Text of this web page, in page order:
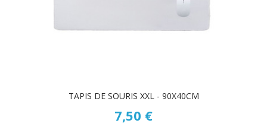
TAPIS DE SOURIS XXL - 90X40CM
7,50 €